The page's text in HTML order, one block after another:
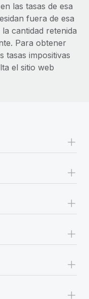
las tasas de esa
fuera de esa
cantidad retenida
Para obtener
tasas impositivas
el sitio web
+
+
+
+
+
+